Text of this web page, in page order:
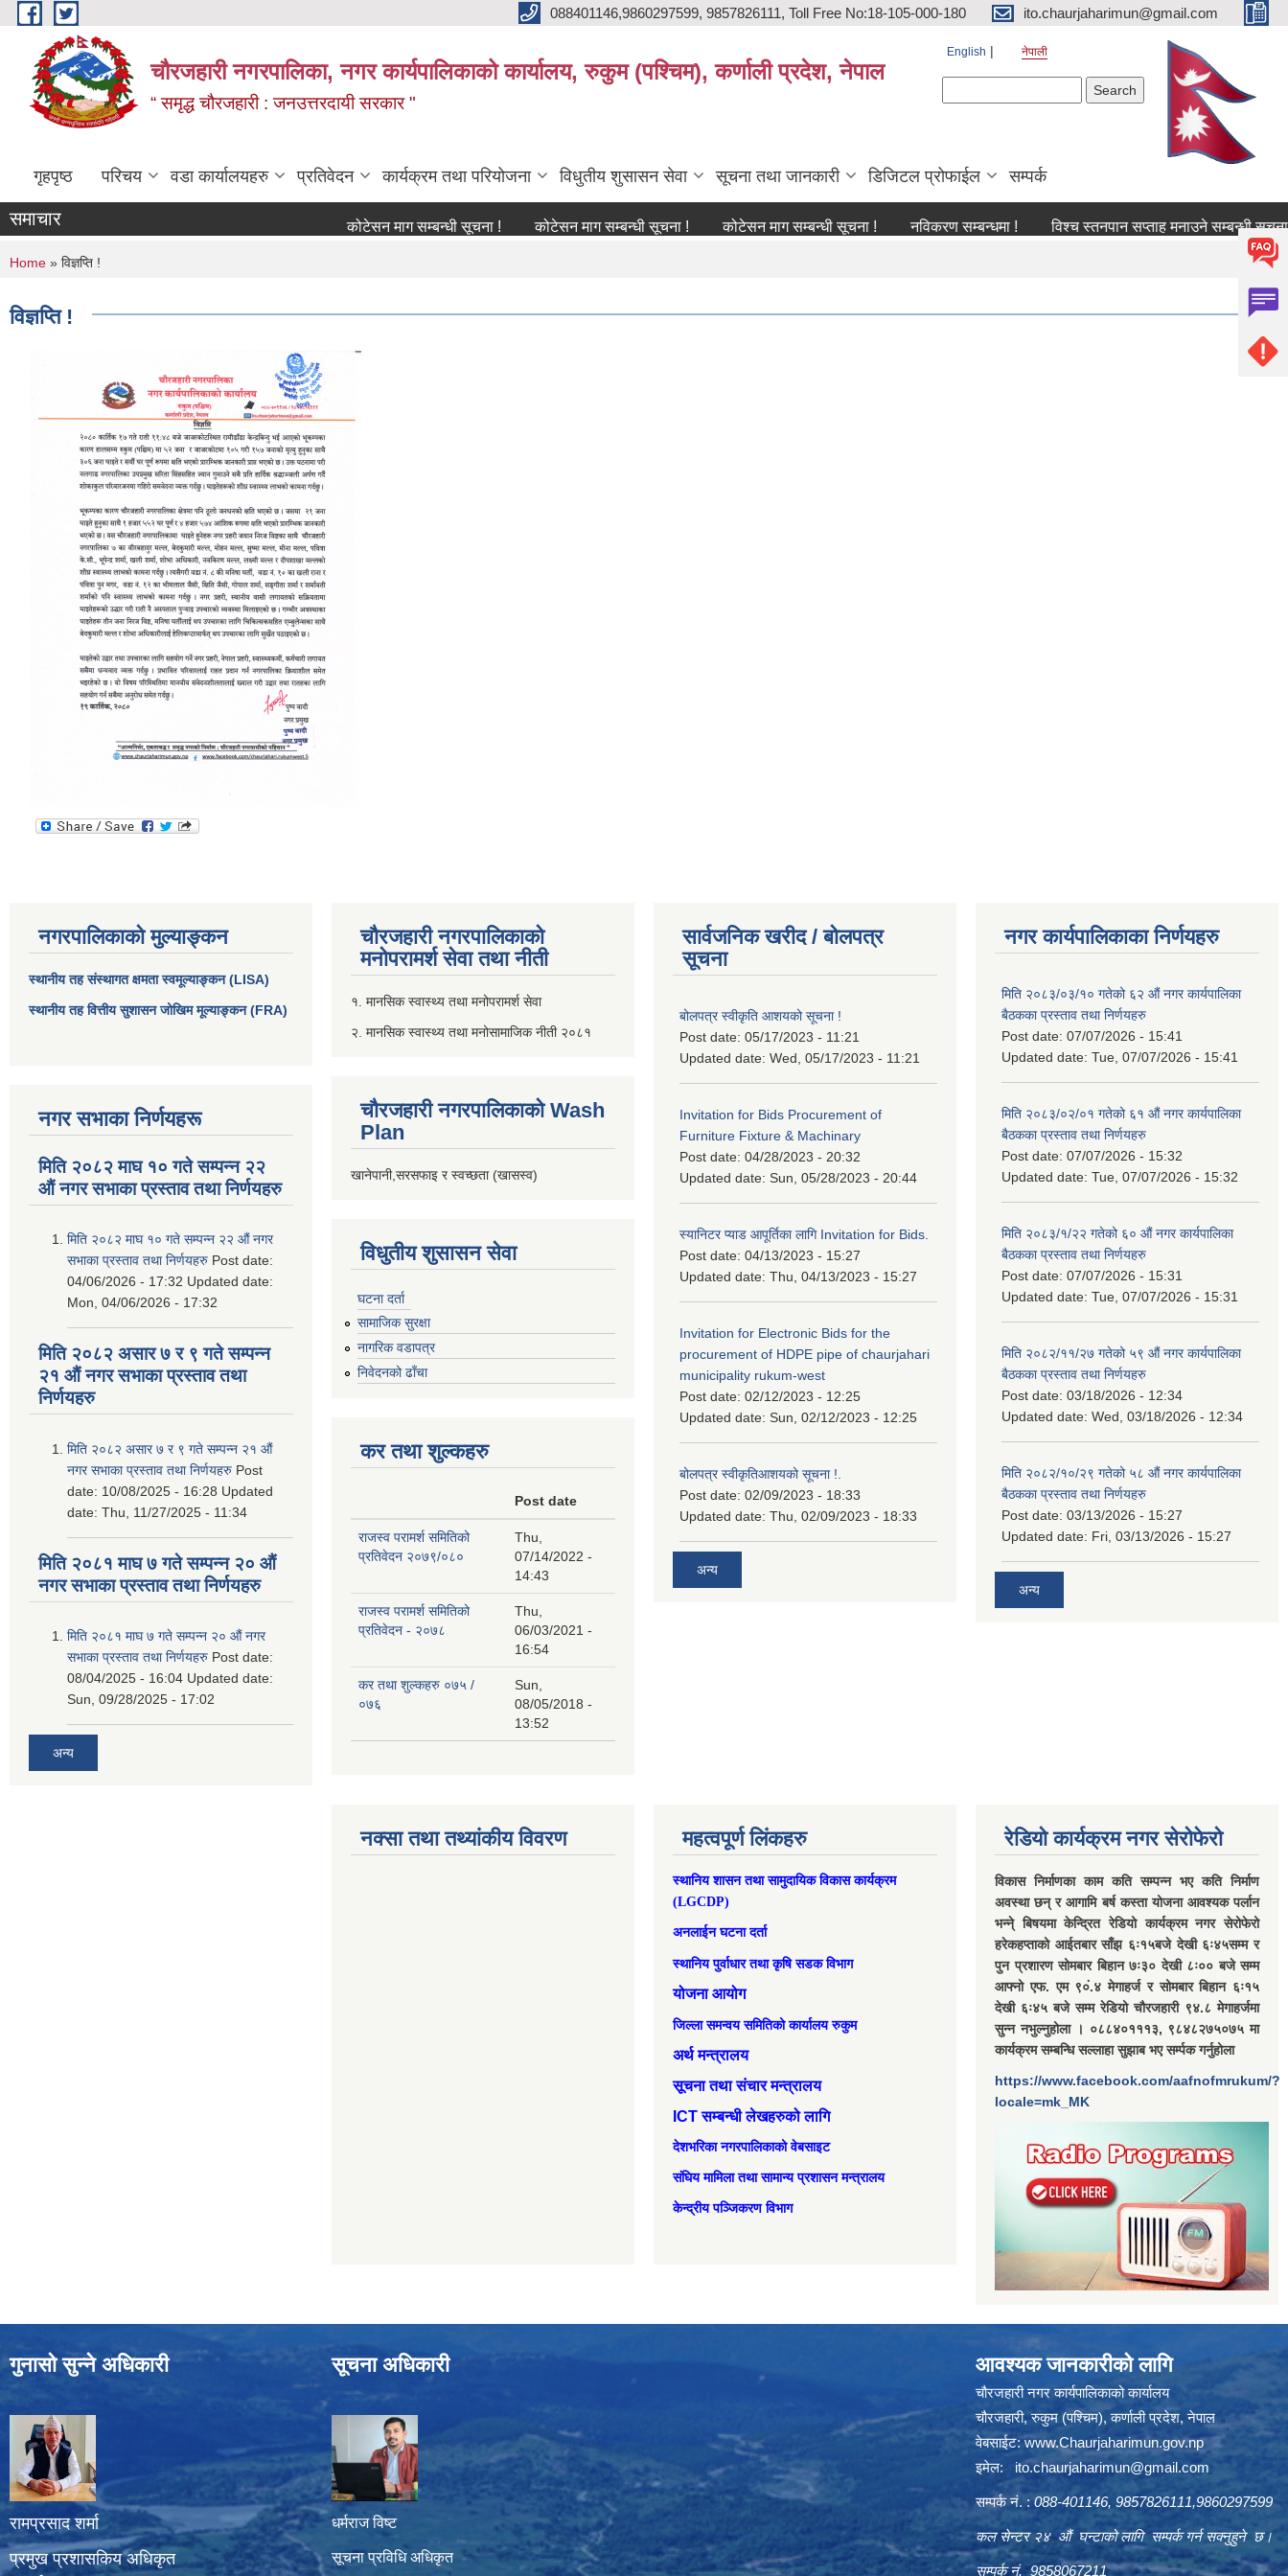
Skip to main content 088401146,9860297599, 9857826111, Toll Free No:18-105-000-180 ito.chaurjaharimun@gmail.com
चौरजहारी नगरपालिका, नगर कार्यपालिकाको कार्यालय, रुकुम (पश्चिम), कर्णाली प्रदेश, नेपाल
“ समृद्ध चौरजहारी : जनउत्तरदायी सरकार "
English नेपाली
गृहपृष्ठ परिचय वडा कार्यालयहरु प्रतिवेदन कार्यक्रम तथा परियोजना विधुतीय शुसासन सेवा सूचना तथा जानकारी डिजिटल प्रोफाईल सम्पर्क
समाचार कोटेसन माग सम्बन्धी सूचना ! कोटेसन माग सम्बन्धी सूचना ! कोटेसन माग सम्बन्धी सूचना ! नविकरण सम्बन्धमा ! विश्च स्तनपान सप्ताह मनाउने सम्बन्धी सूचना !
You are here
Home » विज्ञप्ति !
विज्ञप्ति !
नगरपालिकाको मुल्याङ्कन
स्थानीय तह संस्थागत क्षमता स्वमूल्याङ्कन (LISA)
स्थानीय तह वित्तीय सुशासन जोखिम मूल्याङ्कन (FRA)
नगर सभाका निर्णयहरू
मिति २०८२ माघ १० गते सम्पन्न २२
औं नगर सभाका प्रस्ताव तथा निर्णयहरु
मिति २०८२ माघ १० गते सम्पन्न २२ औं नगर
सभाका प्रस्ताव तथा निर्णयहरु Post date:
04/06/2026 - 17:32 Updated date:
Mon, 04/06/2026 - 17:32
मिति २०८२ असार ७ र ९ गते सम्पन्न
२१ औं नगर सभाका प्रस्ताव तथा
निर्णयहरु
मिति २०८२ असार ७ र ९ गते सम्पन्न २१ औं
नगर सभाका प्रस्ताव तथा निर्णयहरु Post
date: 10/08/2025 - 16:28 Updated
date: Thu, 11/27/2025 - 11:34
मिति २०८१ माघ ७ गते सम्पन्न २० औं
नगर सभाका प्रस्ताव तथा निर्णयहरु
मिति २०८१ माघ ७ गते सम्पन्न २० औं नगर
सभाका प्रस्ताव तथा निर्णयहरु Post date:
08/04/2025 - 16:04 Updated date:
Sun, 09/28/2025 - 17:02
अन्य
चौरजहारी नगरपालिकाको
मनोपरामर्श सेवा तथा नीती
१. मानसिक स्वास्थ्य तथा मनोपरामर्श सेवा
२. मानसिक स्वास्थ्य तथा मनोसामाजिक नीती २०८१
चौरजहारी नगरपालिकाको Wash
Plan
खानेपानी,सरसफाइ र स्वच्छता (खासस्व)
विधुतीय शुसासन सेवा
घटना दर्ता
सामाजिक सुरक्षा
नागरिक वडापत्र
निवेदनको ढाँचा
कर तथा शुल्कहरु
Post date
राजस्व परामर्श समितिको
प्रतिवेदन २०७९/०८०
Thu,
07/14/2022 -
14:43
राजस्व परामर्श समितिको
प्रतिवेदन - २०७८
Thu,
06/03/2021 -
16:54
कर तथा शुल्कहरु ०७५ /
०७६
Sun,
08/05/2018 -
13:52
सार्वजनिक खरीद / बोलपत्र
सूचना
बोलपत्र स्वीकृति आशयको सूचना !
Post date: 05/17/2023 - 11:21
Updated date: Wed, 05/17/2023 - 11:21
Invitation for Bids Procurement of
Furniture Fixture & Machinary
Post date: 04/28/2023 - 20:32
Updated date: Sun, 05/28/2023 - 20:44
स्यानिटर प्याड आपूर्तिका लागि Invitation for Bids.
Post date: 04/13/2023 - 15:27
Updated date: Thu, 04/13/2023 - 15:27
Invitation for Electronic Bids for the
procurement of HDPE pipe of chaurjahari
municipality rukum-west
Post date: 02/12/2023 - 12:25
Updated date: Sun, 02/12/2023 - 12:25
बोलपत्र स्वीकृतिआशयको सूचना !.
Post date: 02/09/2023 - 18:33
Updated date: Thu, 02/09/2023 - 18:33
अन्य
नगर कार्यपालिकाका निर्णयहरु
मिति २०८३/०३/१० गतेको ६२ औं नगर कार्यपालिका
बैठकका प्रस्ताव तथा निर्णयहरु
Post date: 07/07/2026 - 15:41
Updated date: Tue, 07/07/2026 - 15:41
मिति २०८३/०२/०१ गतेको ६१ औं नगर कार्यपालिका
बैठकका प्रस्ताव तथा निर्णयहरु
Post date: 07/07/2026 - 15:32
Updated date: Tue, 07/07/2026 - 15:32
मिति २०८३/१/२२ गतेको ६० औं नगर कार्यपालिका
बैठकका प्रस्ताव तथा निर्णयहरु
Post date: 07/07/2026 - 15:31
Updated date: Tue, 07/07/2026 - 15:31
मिति २०८२/११/२७ गतेको ५९ औं नगर कार्यपालिका
बैठकका प्रस्ताव तथा निर्णयहरु
Post date: 03/18/2026 - 12:34
Updated date: Wed, 03/18/2026 - 12:34
मिति २०८२/१०/२९ गतेको ५८ औं नगर कार्यपालिका
बैठकका प्रस्ताव तथा निर्णयहरु
Post date: 03/13/2026 - 15:27
Updated date: Fri, 03/13/2026 - 15:27
अन्य
नक्सा तथा तथ्यांकीय विवरण महत्वपूर्ण लिंकहरु
स्थानिय शासन तथा सामुदायिक विकास कार्यक्रम
(LGCDP)
अनलाईन घटना दर्ता
स्थानिय पुर्वाधार तथा कृषि सडक विभाग
योजना आयोग
जिल्ला समन्वय समितिको कार्यालय रुकुम
अर्थ मन्त्रालय
सूचना तथा संचार मन्त्रालय
ICT सम्बन्धी लेखहरुको लागि
देशभरिका नगरपालिकाको वेबसाइट
संघिय मामिला तथा सामान्‍य प्रशासन मन्त्रालय
केन्द्रीय पञ्जिकरण विभाग
रेडियो कार्यक्रम नगर सेरोफेरो
विकास निर्माणका काम कति सम्पन्न भए कति निर्माण
अवस्था छन् र आगामि बर्ष कस्ता योजना आवश्यक पर्लान
भन्ने् बिषयमा केन्द्रित रेडियो कार्यक्रम नगर सेरोफेरो
हरेकहप्ताको आईतबार साँझ ६ः१५बजे देखी ६ः४५सम्म र
पुन प्रशारण सोमबार बिहान ७ः३० देखी ८ः०० बजे सम्म
आफ्नो एफ. एम ९०ं.४ मेगाहर्ज र सोमबार बिहान ६ः१५
देखी ६ः४५ बजे सम्म रेडियो चौरजहारी ९४.८ मेगाहर्जमा
सुन्न नभुल्नुहोला । ०८८४०१११३, ९८४८२७५०७५ मा
कार्यक्रम सम्बन्धि सल्लाहा सुझाब भए सर्म्पक गर्नुहोला
https://www.facebook.com/aafnofmrukum/?
locale=mk_MK
गुनासो सुन्ने अधिकारी
रामप्रसाद शर्मा
प्रमुख प्रशासकिय अधिकृत
सूचना अधिकारी
धर्मराज विष्ट
सूचना प्रविधि अधिकृत
आवश्यक जानकारीको लागि
चौरजहारी नगर कार्यपालिकाको कार्यालय
चौरजहारी, रुकुम (पश्चिम), कर्णाली प्रदेश, नेपाल
वेबसाईट:www.Chaurjaharimun.gov.np
इमेल: ito.chaurjaharimun@gmail.com
सम्पर्क नं. : 088-401146, 9857826111,9860297599
कल सेन्टर २४ औं घन्टाको लागि सम्पर्क गर्न सक्नुहुने छ।
सम्पर्क नं. 9858067211